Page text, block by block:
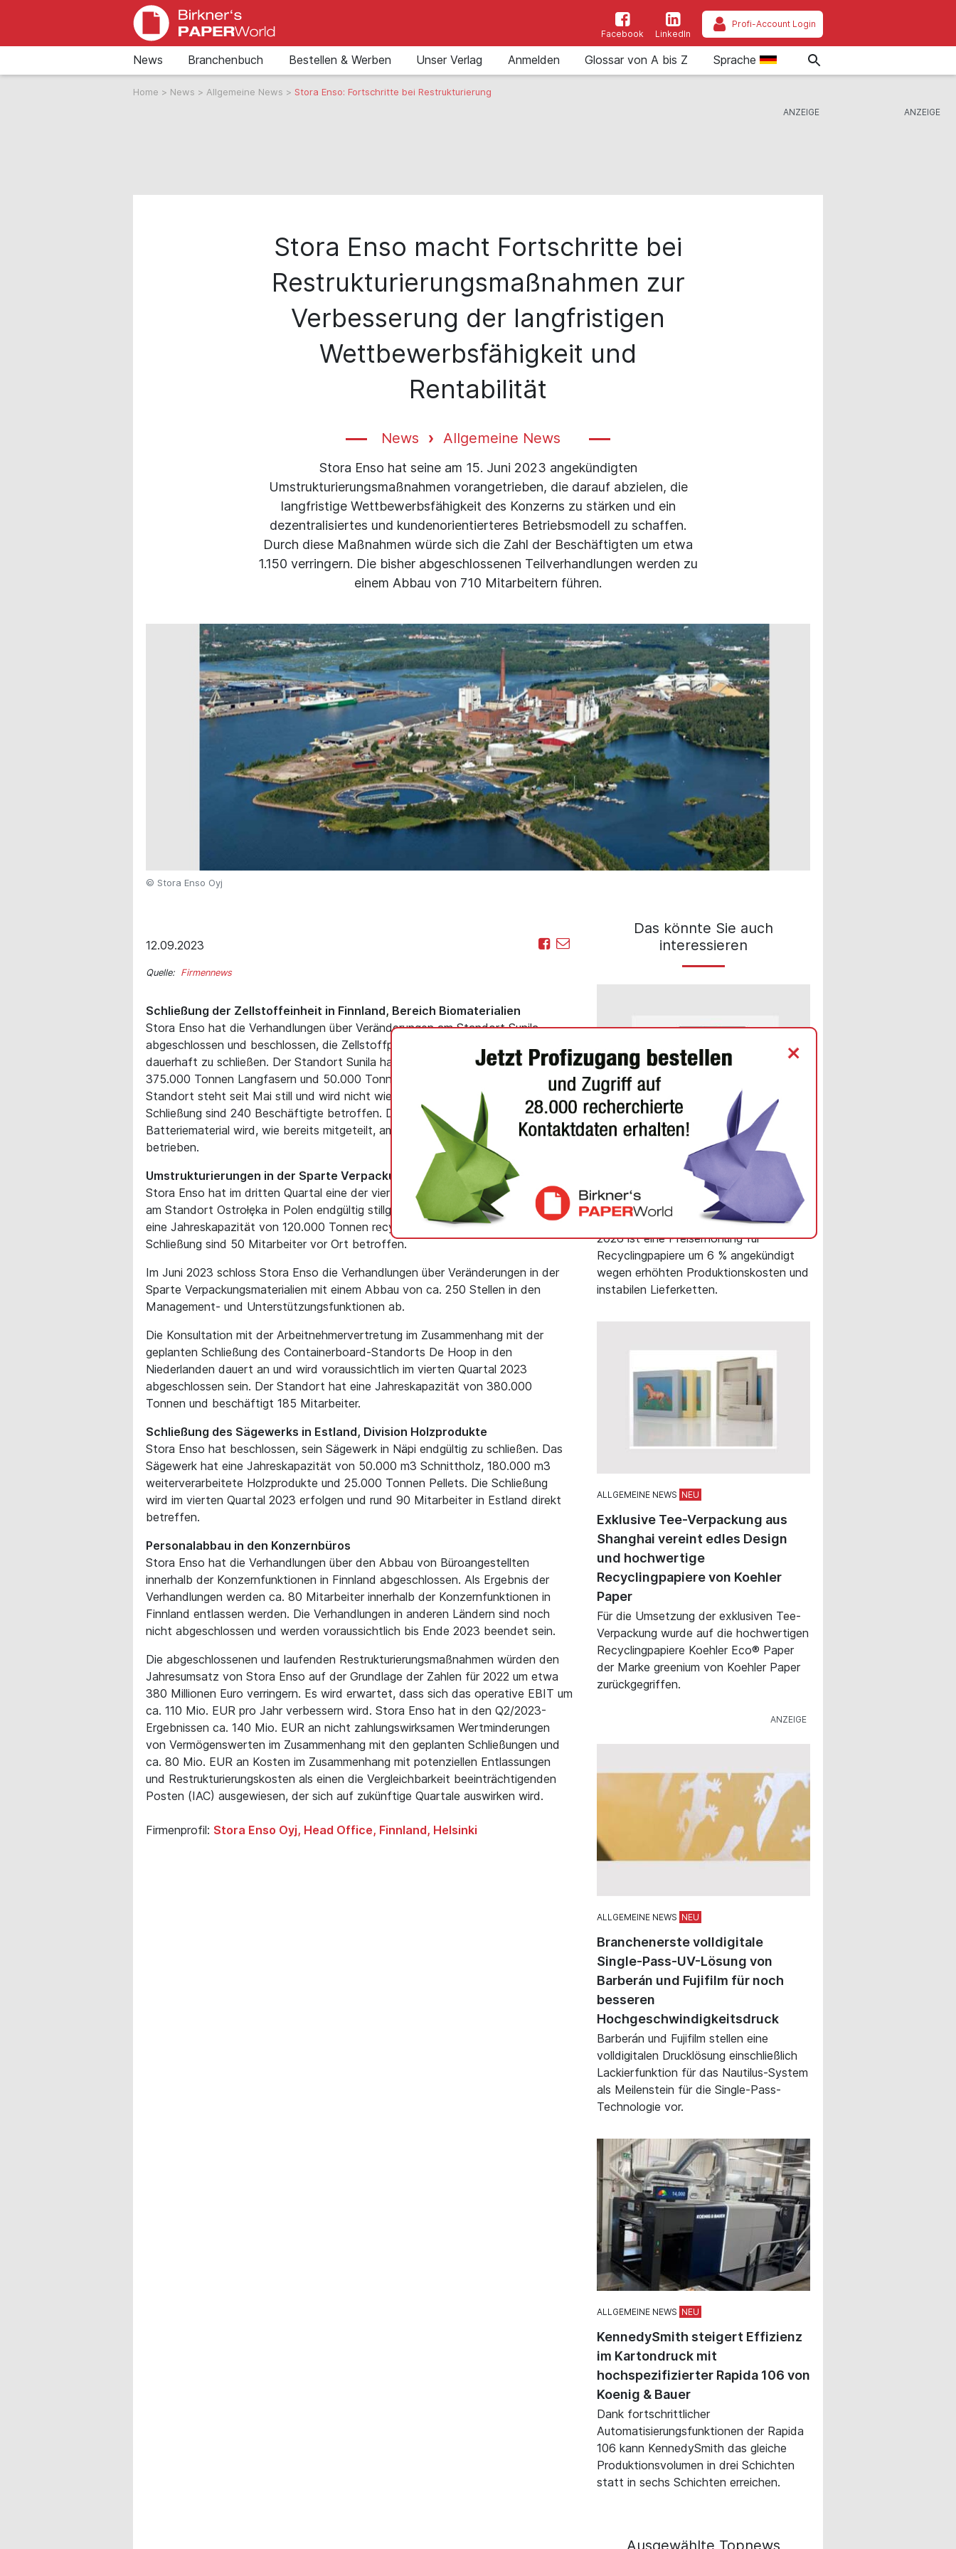
Facebook LinkedIn
Profi-Account Login
News Branchenbuch Bestellen & Werben Unser Verlag Anmelden Glossar von A bis Z Sprache
Home > News > Allgemeine News > Stora Enso: Fortschritte bei Restrukturierung
+
Stora Enso macht Fortschritte bei
Restrukturierungsmaßnahmen zur
Verbesserung der langfristigen
Wettbewerbsfähigkeit und
Rentabilität
News Allgemeine News
Stora Enso hat seine am 15. Juni 2023 angekündigten
Umstrukturierungsmaßnahmen vorangetrieben, die darauf abzielen, die
langfristige Wettbewerbsfähigkeit des Konzerns zu stärken und ein
dezentralisiertes und kundenorientierteres Betriebsmodell zu schaffen.
Durch diese Maßnahmen würde sich die Zahl der Beschäftigten um etwa
1.150 verringern. Die bisher abgeschlossenen Teilverhandlungen werden zu
einem Abbau von 710 Mitarbeitern führen.
© Stora Enso Oyj
12.09.2023
Quelle: Firmennews
Schließung der Zellstoffeinheit in Finnland, Bereich Biomaterialien
Stora Enso hat die Verhandlungen über Veränderungen am Standort Sunila
abgeschlossen und beschlossen, die Zellstoffproduktion und die Ligninextraktion
dauerhaft zu schließen. Der Standort Sunila hat eine Jahreskapazität von
375.000 Tonnen Langfasern und 50.000 Tonnen Lignin. Die Produktion am
Standort steht seit Mai still und wird nicht wieder hochgefahren. Von der
Schließung sind 240 Beschäftigte betroffen. Die Pilotanlage für biobasiertes
Batteriematerial wird, wie bereits mitgeteilt, am Standort Sunila weiter
betrieben.
Umstrukturierungen in der Sparte Verpackungsmaterialien
Stora Enso hat im dritten Quartal eine der vier Containerboard-Produktionslinien
am Standort Ostrołęka in Polen endgültig stillgelegt. Die Produktionslinie hatte
eine Jahreskapazität von 120.000 Tonnen recycelter Wellpappe. Von der
Schließung sind 50 Mitarbeiter vor Ort betroffen.
Im Juni 2023 schloss Stora Enso die Verhandlungen über Veränderungen in der
Sparte Verpackungsmaterialien mit einem Abbau von ca. 250 Stellen in den
Management- und Unterstützungsfunktionen ab.
Die Konsultation mit der Arbeitnehmervertretung im Zusammenhang mit der
geplanten Schließung des Containerboard-Standorts De Hoop in den
Niederlanden dauert an und wird voraussichtlich im vierten Quartal 2023
abgeschlossen sein. Der Standort hat eine Jahreskapazität von 380.000
Tonnen und beschäftigt 185 Mitarbeiter.
Schließung des Sägewerks in Estland, Division Holzprodukte
Stora Enso hat beschlossen, sein Sägewerk in Näpi endgültig zu schließen. Das
Sägewerk hat eine Jahreskapazität von 50.000 m3 Schnittholz, 180.000 m3
weiterverarbeitete Holzprodukte und 25.000 Tonnen Pellets. Die Schließung
wird im vierten Quartal 2023 erfolgen und rund 90 Mitarbeiter in Estland direkt
betreffen.
Personalabbau in den Konzernbüros
Stora Enso hat die Verhandlungen über den Abbau von Büroangestellten
innerhalb der Konzernfunktionen in Finnland abgeschlossen. Als Ergebnis der
Verhandlungen werden ca. 80 Mitarbeiter innerhalb der Konzernfunktionen in
Finnland entlassen werden. Die Verhandlungen in anderen Ländern sind noch
nicht abgeschlossen und werden voraussichtlich bis Ende 2023 beendet sein.
Die abgeschlossenen und laufenden Restrukturierungsmaßnahmen würden den
Jahresumsatz von Stora Enso auf der Grundlage der Zahlen für 2022 um etwa
380 Millionen Euro verringern. Es wird erwartet, dass sich das operative EBIT um
ca. 110 Mio. EUR pro Jahr verbessern wird. Stora Enso hat in den Q2/2023-
Ergebnissen ca. 140 Mio. EUR an nicht zahlungswirksamen Wertminderungen
von Vermögenswerten im Zusammenhang mit den geplanten Schließungen und
ca. 80 Mio. EUR an Kosten im Zusammenhang mit potenziellen Entlassungen
und Restrukturierungskosten als einen die Vergleichbarkeit beeinträchtigenden
Posten (IAC) ausgewiesen, der sich auf zukünftige Quartale auswirken wird.
Firmenprofil: Stora Enso Oyj, Head Office, Finnland, Helsinki
Das könnte Sie auch
interessieren
Koehler Paper erhöht Preise für
Recyclingpapiere
Für Lieferungen ab dem 1. September
2026 ist eine Preiserhöhung für
Recyclingpapiere um 6 % angekündigt
wegen erhöhten Produktionskosten und
instabilen Lieferketten.
ALLGEMEINE NEWS
Exklusive Tee-Verpackung aus
Shanghai vereint edles Design
und hochwertige
Recyclingpapiere von Koehler
Paper
Für die Umsetzung der exklusiven Tee-
Verpackung wurde auf die hochwertigen
Recyclingpapiere Koehler Eco® Paper
der Marke greenium von Koehler Paper
zurückgegriffen.
ALLGEMEINE NEWS
Branchenerste volldigitale
Single-Pass-UV-Lösung von
Barberán und Fujifilm für noch
besseren
Hochgeschwindigkeitsdruck
Barberán und Fujifilm stellen eine
volldigitalen Drucklösung einschließlich
Lackierfunktion für das Nautilus-System
als Meilenstein für die Single-Pass-
Technologie vor.
ALLGEMEINE NEWS
KennedySmith steigert Effizienz
im Kartondruck mit
hochspezifizierter Rapida 106 von
Koenig & Bauer
Dank fortschrittlicher
Automatisierungsfunktionen der Rapida
106 kann KennedySmith das gleiche
Produktionsvolumen in drei Schichten
statt in sechs Schichten erreichen.
Ausgewählte Topnews